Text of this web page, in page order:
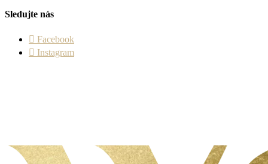
Sledujte nás
Facebook
Instagram